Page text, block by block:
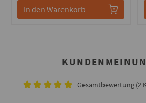
In den Warenkorb
Gesamtbewertung (2